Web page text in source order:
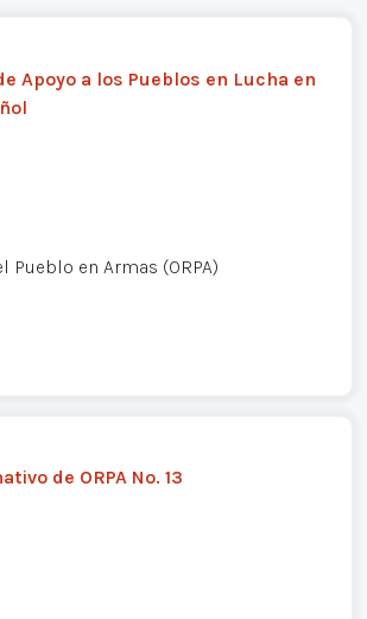
Apoyo a los Pueblos en Lucha en
Pueblo en Armas (ORPA)
de ORPA No. 13